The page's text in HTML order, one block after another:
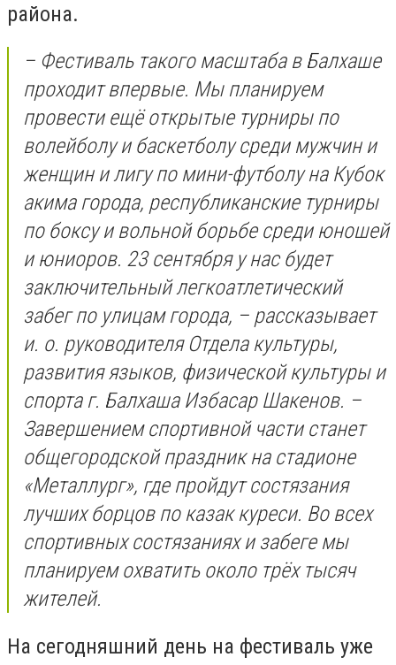
района.
– Фестиваль такого масштаба в Балхаше
проходит впервые. Мы планируем
провести ещё открытые турниры по
волейболу и баскетболу среди мужчин и
женщин и лигу по мини-футболу на Кубок
акима города, республиканские турниры
по боксу и вольной борьбе среди юношей
и юниоров. 23 сентября у нас будет
заключительный легкоатлетический
забег по улицам города, – рассказывает
и. о. руководителя Отдела культуры,
развития языков, физической культуры и
спорта г. Балхаша Избасар Шакенов. –
Завершением спортивной части станет
общегородской праздник на стадионе
«Металлург», где пройдут состязания
лучших борцов по казак куреси. Во всех
спортивных состязаниях и забеге мы
планируем охватить около трёх тысяч
жителей.
На сегодняшний день на фестиваль уже